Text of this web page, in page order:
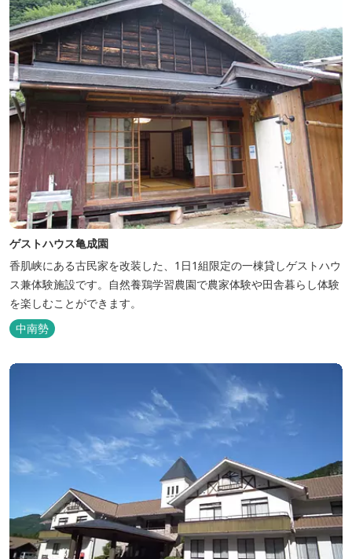
ゲストハウス亀成園
香肌峡にある古民家を改装した、1日1組限定の一棟貸しゲストハウ
ス兼体験施設です。​自然養鶏学習農園で農家体験や田舎暮らし体験
を楽しむことができます。
中南勢